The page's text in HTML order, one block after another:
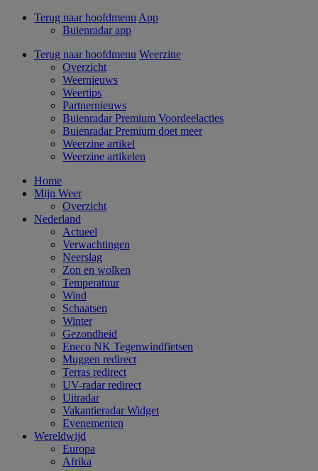
Terug naar hoofdmenu App
Buienradar app
Terug naar hoofdmenu Weerzine
Overzicht
Weernieuws
Weertips
Partnernieuws
Buienradar Premium Voordeelacties
Buienradar Premium doet meer
Weerzine artikel
Weerzine artikelen
Home
Mijn Weer
Overzicht
Nederland
Actueel
Verwachtingen
Neerslag
Zon en wolken
Temperatuur
Wind
Schaatsen
Winter
Gezondheid
Eneco NK Tegenwindfietsen
Muggen redirect
Terras redirect
UV-radar redirect
Uitradar
Vakantieradar Widget
Evenementen
Wereldwijd
Europa
Afrika